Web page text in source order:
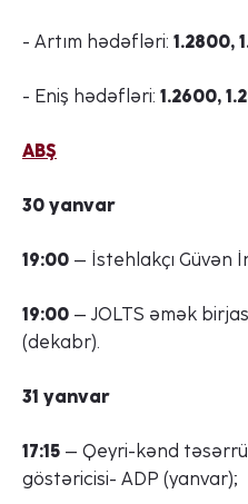
- Artım hədəfləri: 1.2800,
- Eniş hədəfləri: 1.2600,
ABŞ
30 yanvar
19:00 – İstehlakçı Güvən
19:00 – JOLTS əmək
(dekabr).
31 yanvar
17:15 – Qeyri-kənd
göstəricisi- ADP (yanvar);